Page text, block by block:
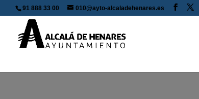
91 888 33 00 010@ayto-alcaladehenares.es